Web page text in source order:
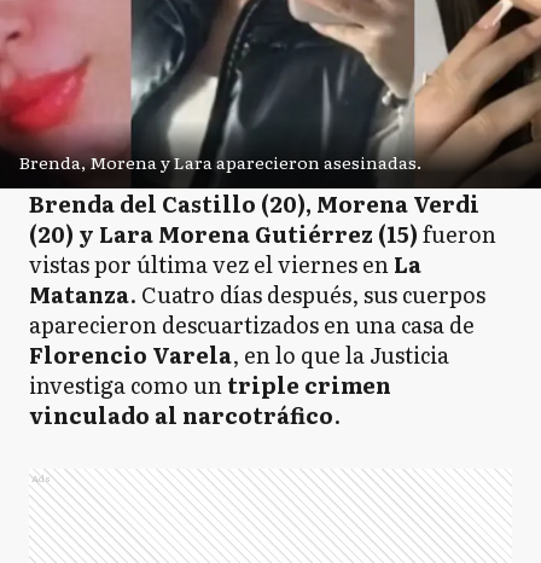
Brenda, Morena y Lara aparecieron asesinadas.
Brenda del Castillo (20), Morena Verdi
(20) y Lara Morena Gutiérrez (15)fueron
vistas por última vez el viernes enLa
Matanza. Cuatro días después, sus cuerpos
aparecieron descuartizados en una casa de
Florencio Varela, en lo que la Justicia
investiga como untriple crimen
vinculado al narcotráfico.
Ads